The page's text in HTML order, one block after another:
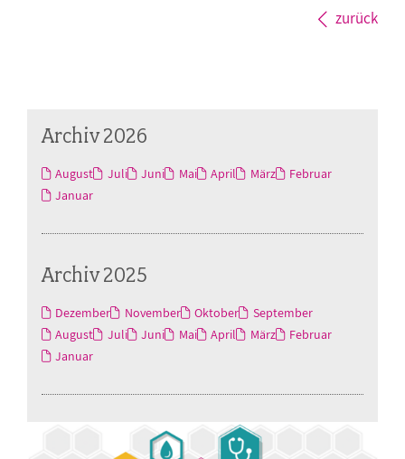
zurück
Archiv 2026
August Juli Juni Mai April März
Februar
Januar
Archiv 2025
Dezember November Oktober
September
August
Juli Juni Mai April März
Februar
Januar